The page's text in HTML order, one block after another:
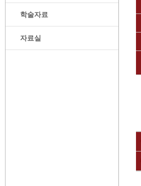
학술자료
자료실